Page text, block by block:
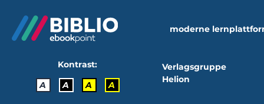
moderne
Kontrast:
A
A A A
Verlagsgruppe
Helion